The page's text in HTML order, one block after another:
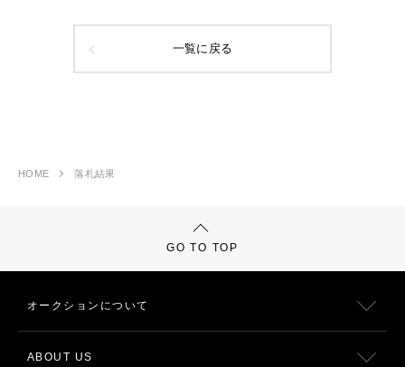
一覧に戻る
HOME 落札結果
GO TO TOP
オークションについて
ABOUT US